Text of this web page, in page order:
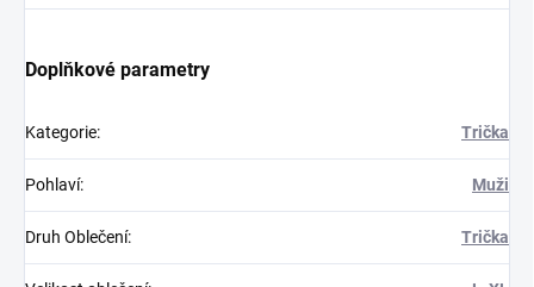
Doplňkové parametry
Kategorie: Trička
Pohlaví: Muži
Druh Oblečení: Trička